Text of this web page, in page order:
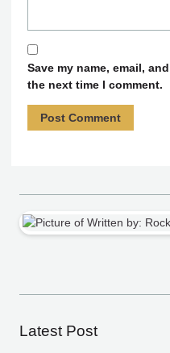
Save my name, email,
the next time I comment.
Latest Post